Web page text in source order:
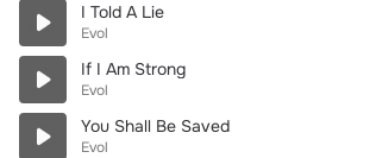
I Told A Lie
Evol
If I Am Strong
Evol
You Shall Be Saved
Evol